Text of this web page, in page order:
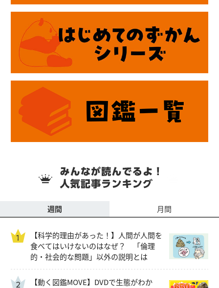
週間 月間
【科学的理由があった！】人間が人間を
食べてはいけないのはなぜ？ 「倫理
的・社会的な問題」以外の説明とは
【動く図鑑MOVE】DVDで生態がわか